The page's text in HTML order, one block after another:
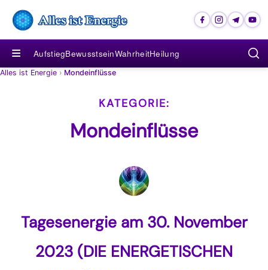
≡ AufstiegBewusstseinWahrheitHeilung
Alles ist Energie › Mondeinflüsse
Mondeinflüsse
Tagesenergie am 30. November
2023 (DIE ENERGETISCHEN